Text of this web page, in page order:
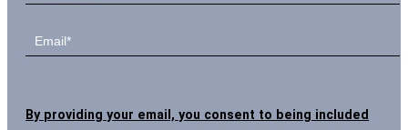
By providing your email, you consent to being included